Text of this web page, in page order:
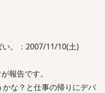
。：2007/11/10(土)
報告です。
な？と仕事の帰りにデパ